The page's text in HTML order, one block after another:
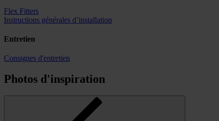
Flex Fitters
Instructions générales d’installation
Entretien
Consignes d'entretien
Photos d'inspiration